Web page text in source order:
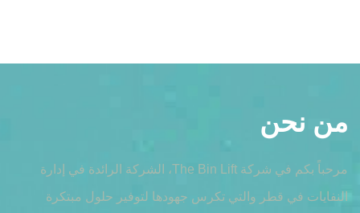
من نحن
مرحباً بكم في شركة The Bin Lift، الشركة الرائدة في إدارة
النفايات في قطر والتي تكرس جهودها لتوفير حلول مبتكرة